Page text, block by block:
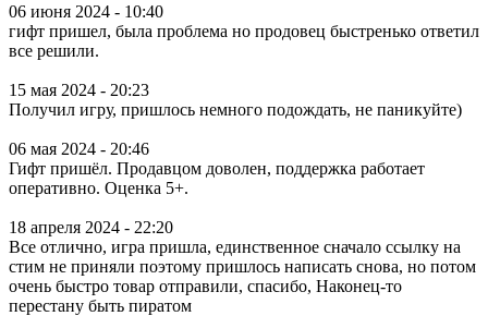
06 июня 2024 - 10:40
гифт пришел, была проблема но продовец быстренько ответил
все решили.
15 мая 2024 - 20:23
Получил игру, пришлось немного подождать, не паникуйте)
06 мая 2024 - 20:46
Гифт пришёл. Продавцом доволен, поддержка работает
оперативно. Оценка 5+.
18 апреля 2024 - 22:20
Все отлично, игра пришла, единственное сначало ссылку на
стим не приняли поэтому пришлось написать снова, но потом
очень быстро товар отправили, спасибо, Наконец-то
перестану быть пиратом